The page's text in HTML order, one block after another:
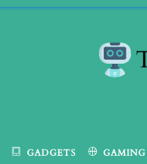
GADGETS GAMING